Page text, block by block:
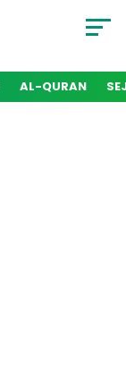
AL-QURAN